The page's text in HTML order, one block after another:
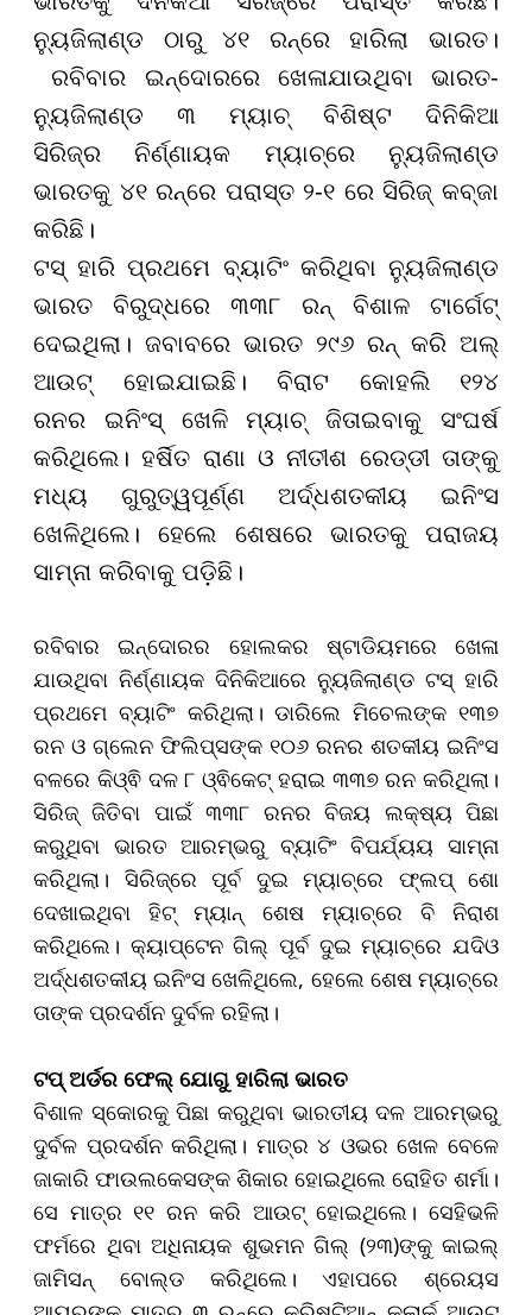
ନ୍ୟୁଜିଲାଣ୍ଡ ଠାରୁ ୪୧ ରନ୍‌ରେ ହାରିଲା ଭାରତ।
ରବିବାର ଇନ୍ଦୋରରେ ଖେଳାଯାଉଥିବା ଭାରତ-
ନ୍ୟୁଜିଲାଣ୍ଡ ୩ ମ୍ୟାଚ୍ ବିଶିଷ୍ଟ ଦିନିକିଆ
ସିରିଜ୍‌ର ନିର୍ଣ୍ଣାୟକ ମ୍ୟାଚ୍‌ରେ ନ୍ୟୁଜିଲାଣ୍ଡ
ଭାରତକୁ ୪୧ ରନ୍‌ରେ ପରାସ୍ତ ୨-୧ ରେ ସିରିଜ୍ କବ୍ଜା
କରିଛି।
ଟସ୍ ହାରି ପ୍ରଥମେ ବ୍ୟାଟିଂ କରିଥିବା ନ୍ୟୁଜିଲାଣ୍ଡ
ଭାରତ ବିରୁଦ୍ଧରେ ୩୩୮ ରନ୍ ବିଶାଳ ଟାର୍ଗେଟ୍
ଦେଇଥିଲା। ଜବାବରେ ଭାରତ ୨୯୬ ରନ୍ କରି ଅଲ୍
ଆଉଟ୍ ହୋଇଯାଇଛି। ବିରାଟ କୋହଲି ୧୨୪
ରନର ଇନିଂସ୍ ଖେଳି ମ୍ୟାଚ୍ ଜିତାଇବାକୁ ସଂଘର୍ଷ
କରିଥିଲେ। ହର୍ଷିତ ରାଣା ଓ ନୀତୀଶ ରେଡ୍ଡୀ ତାଙ୍କୁ
ମଧ୍ୟ ଗୁରୁତ୍ୱପୂର୍ଣ୍ଣ ଅର୍ଦ୍ଧଶତକୀୟ ଇନିଂସ
ଖେଳିଥିଲେ। ହେଲେ ଶେଷରେ ଭାରତକୁ ପରାଜୟ
ସାମ୍ନା କରିବାକୁ ପଡ଼ିଛି।
ରବିବାର ଇନ୍ଦୋରର ହୋଲକର ଷ୍ଟାଡିୟମରେ ଖେଳା
ଯାଉଥିବା ନିର୍ଣ୍ଣାୟକ ଦିନିକିଆରେ ନ୍ୟୁଜିଲାଣ୍ଡ ଟସ୍ ହାରି
ପ୍ରଥମେ ବ୍ୟାଟିଂ କରିଥିଲା। ଡାରିଲେ ମିଚେଲଙ୍କ ୧୩୭
ରନ ଓ ଗ୍ଲେନ ଫିଲିପ୍ସଙ୍କ ୧୦୬ ରନର ଶତକୀୟ ଇନିଂସ
ବଳରେ କିଓ୍ଵି ଦଳ ୮ ଓ୍ଵିକେଟ୍ ହରାଇ ୩୩୭ ରନ କରିଥିଲା।
ସିରିଜ୍ ଜିତିବା ପାଇଁ ୩୩୮ ରନର ବିଜୟ ଲକ୍ଷ୍ୟ ପିଛା
କରୁଥିବା ଭାରତ ଆରମ୍ଭରୁ ବ୍ୟାଟିଂ ବିପର୍ଯ୍ୟୟ ସାମ୍ନା
କରିଥିଲା। ସିରିଜ୍‌ରେ ପୂର୍ବ ଦୁଇ ମ୍ୟାଚ୍‌ରେ ଫ୍ଲପ୍‌ ଶୋ
ଦେଖାଇଥିବା ହିଟ୍‌ ମ୍ୟାନ୍‌ ଶେଷ ମ୍ୟାଚ୍‌ରେ ବି ନିରାଶ
କରିଥିଲେ। କ୍ୟାପ୍ଟେନ ଗିଲ୍ ପୂର୍ବ ଦୁଇ ମ୍ୟାଚ୍‌ରେ ଯଦିଓ
ଅର୍ଦ୍ଧଶତକୀୟ ଇନିଂସ ଖେଳିଥିଲେ, ହେଲେ ଶେଷ ମ୍ୟାଚ୍‌ରେ
ତାଙ୍କ ପ୍ରଦର୍ଶନ ଦୁର୍ବଳ ରହିଲା।
ଟପ୍ ଅର୍ଡର ଫେଲ୍ ଯୋଗୁ ହାରିଲା ଭାରତ
ବିଶାଳ ସ୍କୋରକୁ ପିଛା କରୁଥିବା ଭାରତୀୟ ଦଳ ଆରମ୍ଭରୁ
ଦୁର୍ବଳ ପ୍ରଦର୍ଶନ କରିଥିଲା। ମାତ୍ର ୪ ଓଭର ଖେଳ ବେଳେ
ଜାକାରି ଫାଉଲକେସଙ୍କ ଶିକାର ହୋଇଥିଲେ ରୋହିତ ଶର୍ମା।
ସେ ମାତ୍ର ୧୧ ରନ କରି ଆଉଟ୍ ହୋଇଥିଲେ। ସେହିଭଳି
ଫର୍ମରେ ଥିବା ଅଧିନାୟକ ଶୁଭମନ ଗିଲ୍ (୨୩)ଙ୍କୁ କାଇଲ୍
ଜାମିସନ୍ ବୋଲ୍ଡ କରିଥିଲେ। ଏହାପରେ ଶ୍ରେୟସ